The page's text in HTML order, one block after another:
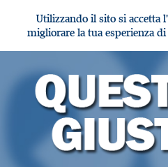
Utilizzando il sito si accetta
migliorare la tua esperienza